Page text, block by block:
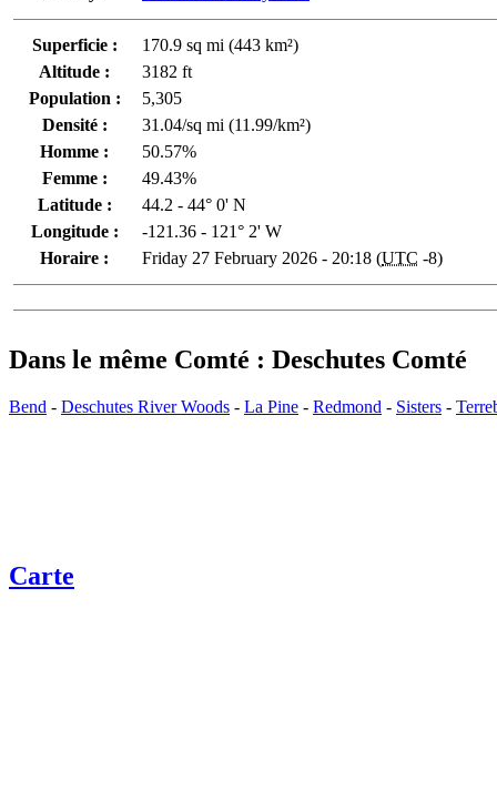
Superficie :
170.9 sq mi (443 km²)
Altitude :
3182 ft
Population :
5,305
Densité :
31.04/sq mi (11.99/km²)
Homme :
50.57%
Femme :
49.43%
Latitude :
44.2 - 44° 0' N
Longitude :
-121.36 - 121° 2' W
Horaire :
Friday 27 February 2026 - 20:18 (UTC -8)
Dans le même Comté : Deschutes Comté
Bend - Deschutes River Woods - La Pine - Redmond - Sisters -
Carte